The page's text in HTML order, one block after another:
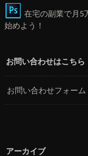
在宅の副業で月5
始めよう！
お問い合わせはこちら
お問い合わせフォーム
アーカイブ